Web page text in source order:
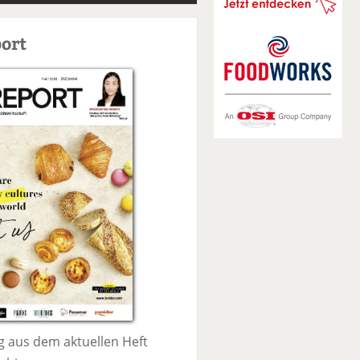
S
u
aus dem aktuellen Heft